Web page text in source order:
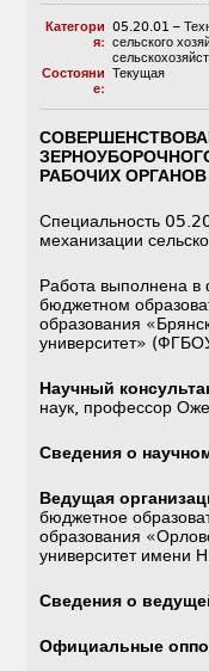
Категори
я:
05.20.01 –
сельского
Состояни
е:
Текущая
РАБОЧИХ ОРГАНОВ
Специальность
механизации
Работа выполнена в
бюджетном
образования
университет»
Научный
наук, профессор
Сведения о
Ведущая
бюджетное
образования
университет имени
Сведения о
Официальные